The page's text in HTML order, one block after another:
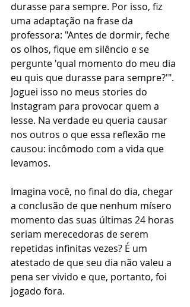
durasse para sempre. Por isso, fiz
uma adaptação na frase da
professora: "Antes de dormir, feche
os olhos, fique em silêncio e se
pergunte 'qual momento do meu dia
eu quis que durasse para sempre?'".
Joguei isso no meus stories do
Instagram para provocar quem a
lesse. Na verdade eu queria causar
nos outros o que essa reflexão me
causou: incômodo com a vida que
levamos.
Imagina você, no final do dia, chegar
a conclusão de que nenhum mísero
momento das suas últimas 24 horas
seriam merecedoras de serem
repetidas infinitas vezes? É um
atestado de que seu dia não valeu a
pena ser vivido e que, portanto, foi
jogado fora.